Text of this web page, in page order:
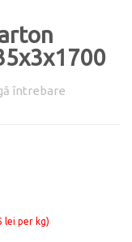
întrebare
lei per kg)